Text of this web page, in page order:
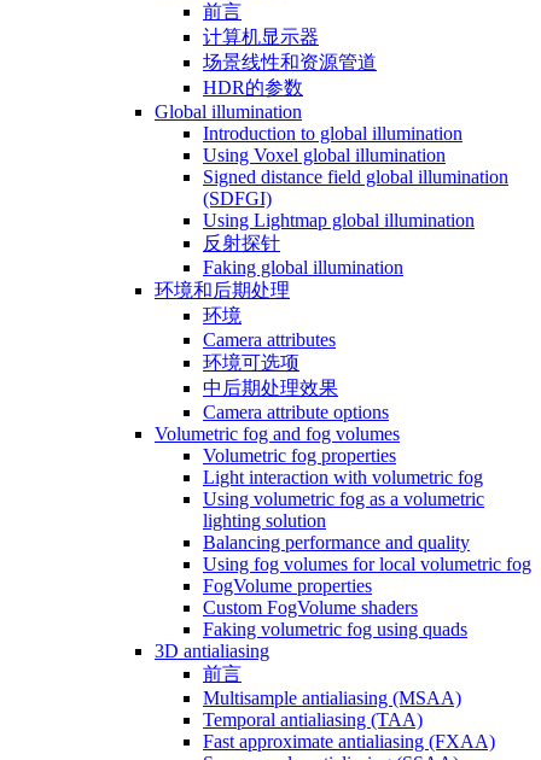
前言
计算机显示器
场景线性和资源管道
HDR的参数
Global illumination
Introduction to global illumination
Using Voxel global illumination
Signed distance field global illumination
(SDFGI)
Using Lightmap global illumination
反射探针
Faking global illumination
环境和后期处理
环境
Camera attributes
环境可选项
中后期处理效果
Camera attribute options
Volumetric fog and fog volumes
Volumetric fog properties
Light interaction with volumetric fog
Using volumetric fog as a volumetric
lighting solution
Balancing performance and quality
Using fog volumes for local volumetric fog
FogVolume properties
Custom FogVolume shaders
Faking volumetric fog using quads
3D antialiasing
前言
Multisample antialiasing (MSAA)
Temporal antialiasing (TAA)
Fast approximate antialiasing (FXAA)